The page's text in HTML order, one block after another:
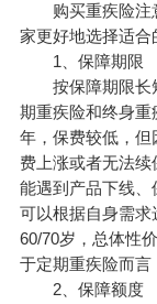
购买重疾险注意
家更好地选择适合
1、保障期限
按保障期限长短
期重疾险和终身
年，保费较低，
费上涨或者无法
能遇到产品下线
可以根据自身需求
60/70岁，总体性
于定期重疾险而言
2、保障额度